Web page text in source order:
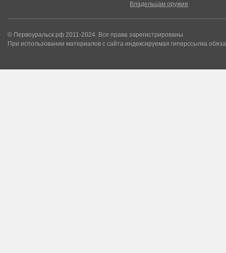
Владельцам оружия
© Первоуральск.рф 2011-2024. Все права зарегистрированы.
При использовании материалов с сайта индексируемая гиперссылка